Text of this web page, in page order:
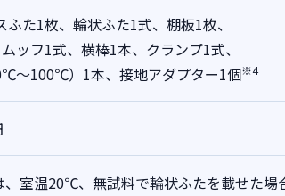
ふた1枚、輪状ふた1式、棚板1枚、
ッフ1式、横棒1本、クランプ1式、
～100℃）1本、接地アダプター1個※4
室温20℃、無試料で輪状ふたを載せた場